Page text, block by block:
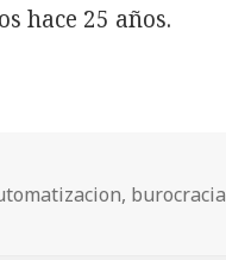
hace 25 años.
, burocracia